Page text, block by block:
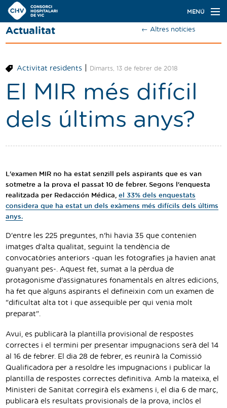
Navegació
principal
MENÚ
Actualitat
Ser resident
Contacte
Cercador
Català Castellano
Traductor
Segueix-nos:
Actualitat ← Altres notícies
Activitat residents| Dimarts, 13 de febrer de 2018
El MIR més difícil
dels últims anys?
L'examen MIR no ha estat senzill pels aspirants que es van
sotmetre a la prova el passat 10 de febrer. Segons l'enquesta
realitzada per Redacción Médica, el 33% dels enquestats
considera que ha estat un dels exàmens més difícils dels últims
anys.
D'entre les 225 preguntes, n'hi havia 35 que contenien
imatges d'alta qualitat, seguint la tendència de
convocatòries anteriors -quan les fotografies ja havien anat
guanyant pes-. Aquest fet, sumat a la pèrdua de
protagonisme d'assignatures fonamentals en altres edicions,
ha fet que alguns aspirants el defineixin com un examen de
"dificultat alta tot i que assequible per qui venia molt
preparat".
Avui, es publicarà la plantilla provisional de respostes
correctes i el termini per presentar impugnacions serà del 14
al 16 de febrer. El dia 28 de febrer, es reunirà la Comissió
Qualificadora per a resoldre les impugnacions i publicar la
plantilla de respostes correctes definitiva. Amb la mateixa, el
Ministeri de Sanitat corregirà els exàmens i, el dia 6 de març,
publicarà els resultats provisionals de la prova, inclòs el